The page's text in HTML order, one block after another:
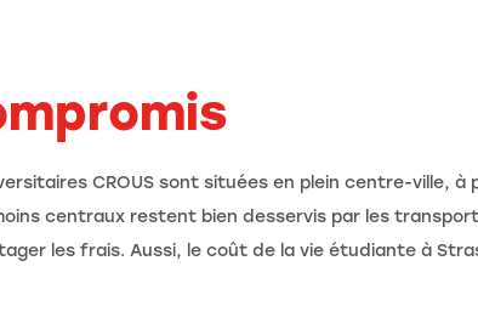
CROUS sont situées en plein centre-ville,
centraux restent bien desservis par les
les frais. Aussi, le coût de la vie étudiante à